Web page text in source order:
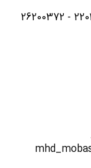
تلفن : 26200294 - 26200196 - 22021007 - 26200372